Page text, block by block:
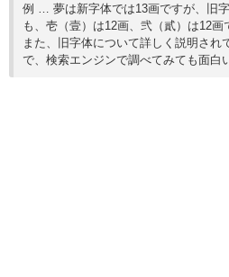
例 … 夢は新字体では13画ですが、旧
も、壱（壹）は12画、弐（貳）は12画
また、旧字体について詳しく説明され
で、検索エンジンで調べてみても面白